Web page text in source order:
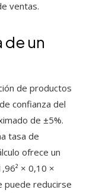
ventas.
un
de productos
confianza del
de ±5%.
tasa de
ofrece un
× 0,10 ×
puede reducirse